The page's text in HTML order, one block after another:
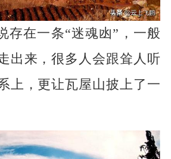
存在一条“迷魂凼”，一般
出来，很多人会跟耸人听
上，更让瓦屋山披上了一